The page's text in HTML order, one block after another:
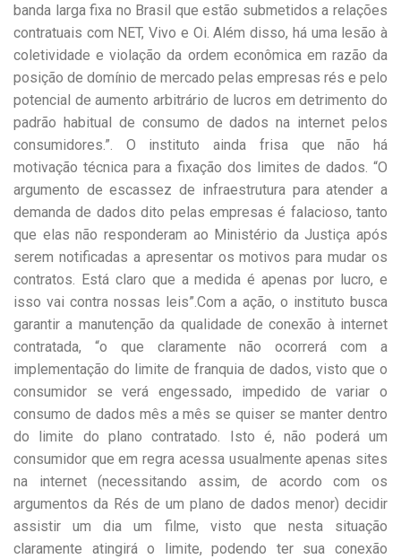
banda larga fixa no Brasil que estão submetidos a relações
contratuais com NET, Vivo e Oi. Além disso, há uma lesão à
coletividade e violação da ordem econômica em razão da
posição de domínio de mercado pelas empresas rés e pelo
potencial de aumento arbitrário de lucros em detrimento do
padrão habitual de consumo de dados na internet pelos
consumidores.”. O instituto ainda frisa que não há
motivação técnica para a fixação dos limites de dados. “O
argumento de escassez de infraestrutura para atender a
demanda de dados dito pelas empresas é falacioso, tanto
que elas não responderam ao Ministério da Justiça após
serem notificadas a apresentar os motivos para mudar os
contratos. Está claro que a medida é apenas por lucro, e
isso vai contra nossas leis”.Com a ação, o instituto busca
garantir a manutenção da qualidade de conexão à internet
contratada, “o que claramente não ocorrerá com a
implementação do limite de franquia de dados, visto que o
consumidor se verá engessado, impedido de variar o
consumo de dados mês a mês se quiser se manter dentro
do limite do plano contratado. Isto é, não poderá um
consumidor que em regra acessa usualmente apenas sites
na internet (necessitando assim, de acordo com os
argumentos da Rés de um plano de dados menor) decidir
assistir um dia um filme, visto que nesta situação
claramente atingirá o limite, podendo ter sua conexão